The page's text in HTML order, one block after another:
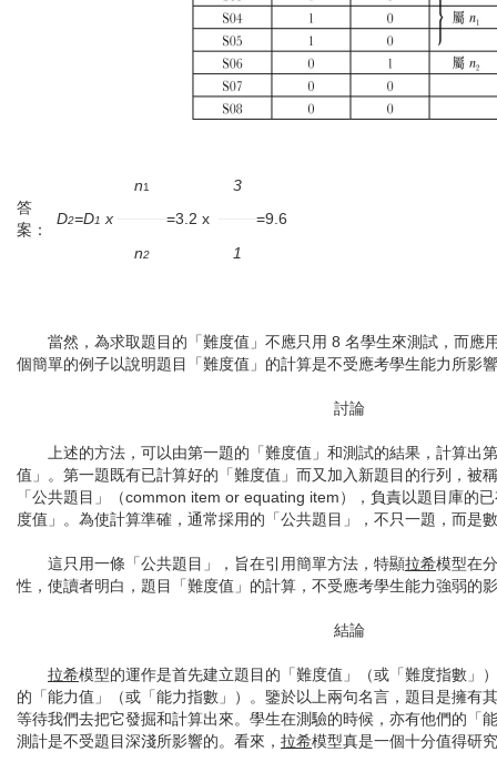
答
案：
D2=D1 x
n1
n2
=3.2 x
3
1
=9.6
當然，為求取題目的「難度值」不應只用 8 名學生來測試，而應
個簡單的例子以說明題目「難度值」的計算是不受應考學生能力所影
討論
上述的方法，可以由第一題的「難度值」和測試的結果，計算出
值」。第一題既有已計算好的「難度值」而又加入新題目的行列，被
「公共題目」（common item or equating item），負責以題目庫的
度值」。為使計算準確，通常採用的「公共題目」，不只一題，而是
這只用一條「公共題目」，旨在引用簡單方法，特顯拉希模型在
性，使讀者明白，題目「難度值」的計算，不受應考學生能力強弱的
結論
拉希模型的運作是首先建立題目的「難度值」（或「難度指數」
的「能力值」（或「能力指數」）。鑒於以上兩句名言，題目是擁有
等待我們去把它發掘和計算出來。學生在測驗的時候，亦有他們的「
測計是不受題目深淺所影響的。看來， 拉希模型真是一個十分值得研